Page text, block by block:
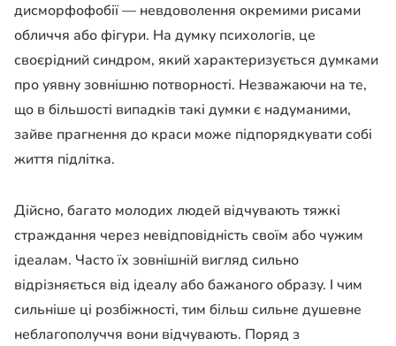
дисморфофобії — невдоволення окремими рисами
обличчя або фігури. На думку психологів, це
своєрідний синдром, який характеризується думками
про уявну зовнішню потворності. Незважаючи на те,
що в більшості випадків такі думки є надуманими,
зайве прагнення до краси може підпорядкувати собі
життя підлітка.
Дійсно, багато молодих людей відчувають тяжкі
страждання через невідповідність своїм або чужим
ідеалам. Часто їх зовнішній вигляд сильно
відрізняється від ідеалу або бажаного образу. І чим
сильніше ці розбіжності, тим більш сильне душевне
неблагополуччя вони відчувають. Поряд з